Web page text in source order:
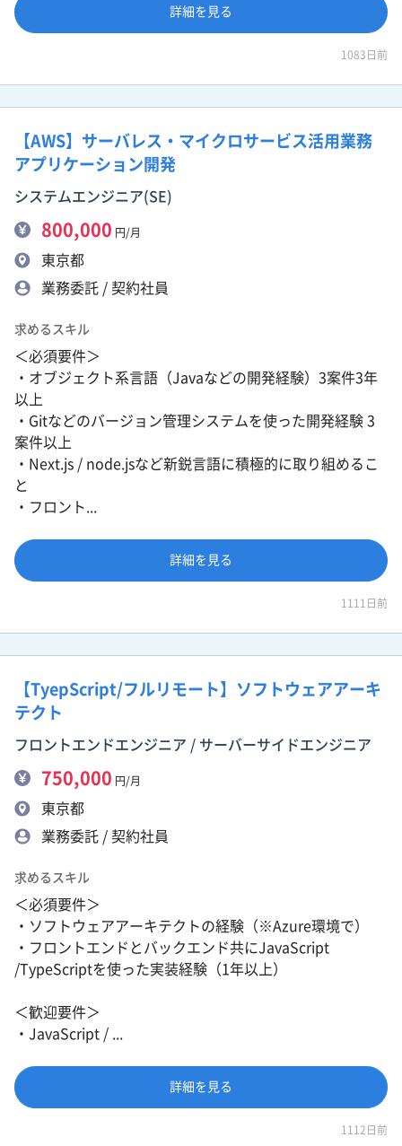
詳細を見る
1083日前
【AWS】サーバレス・マイクロサービス活用業務
アプリケーション開発
システムエンジニア(SE)
800,000 円/月
東京都
業務委託 / 契約社員
求めるスキル
＜必須要件＞
・オブジェクト系言語（Javaなどの開発経験）3案件3年
以上
・Gitなどのバージョン管理システムを使った開発経験 3
案件以上
・Next.js / node.jsなど新鋭言語に積極的に取り組めるこ
と
・フロント...
詳細を見る
1111日前
【TyepScript/フルリモート】ソフトウェアアーキ
テクト
フロントエンドエンジニア / サーバーサイドエンジニア
750,000 円/月
東京都
業務委託 / 契約社員
求めるスキル
＜必須要件＞
・ソフトウェアアーキテクトの経験（※Azure環境で）
・フロントエンドとバックエンド共にJavaScript
/TypeScriptを使った実装経験（1年以上）
＜歓迎要件＞
・JavaScript / ...
詳細を見る
1112日前